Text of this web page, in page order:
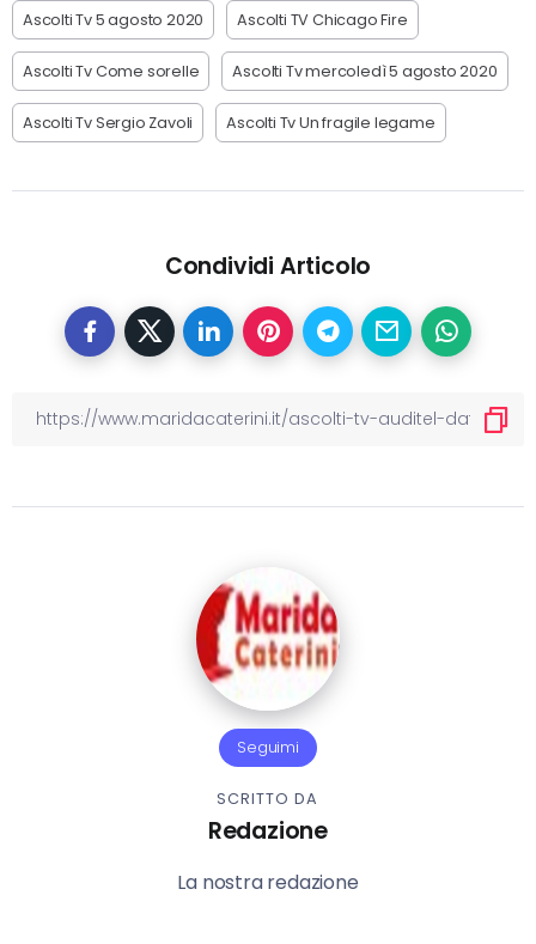
Ascolti Tv 5 agosto 2020 Ascolti TV Chicago Fire
Ascolti Tv Come sorelle Ascolti Tv mercoledì 5 agosto 2020
Ascolti Tv Sergio Zavoli Ascolti Tv Un fragile legame
Condividi Articolo
Seguimi
SCRITTO DA
Redazione
La nostra redazione